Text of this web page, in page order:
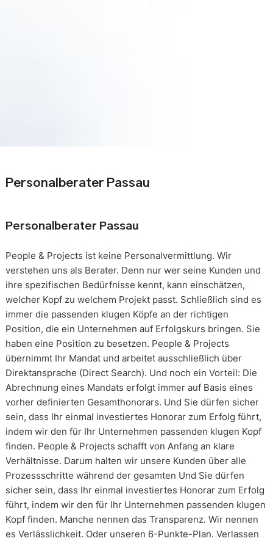
Personalberater Passau
Personalberater Passau
People & Projects ist keine Personalvermittlung. Wir
verstehen uns als Berater. Denn nur wer seine Kunden und
ihre spezifischen Bedürfnisse kennt, kann einschätzen,
welcher Kopf zu welchem Projekt passt. Schließlich sind es
immer die passenden klugen Köpfe an der richtigen
Position, die ein Unternehmen auf Erfolgskurs bringen. Sie
haben eine Position zu besetzen. People & Projects
übernimmt Ihr Mandat und arbeitet ausschließlich über
Direktansprache (Direct Search). Und noch ein Vorteil: Die
Abrechnung eines Mandats erfolgt immer auf Basis eines
vorher definierten Gesamthonorars. Und Sie dürfen sicher
sein, dass Ihr einmal investiertes Honorar zum Erfolg führt,
indem wir den für Ihr Unternehmen passenden klugen Kopf
finden. People & Projects schafft von Anfang an klare
Verhältnisse. Darum halten wir unsere Kunden über alle
Prozessschritte während der gesamten Und Sie dürfen
sicher sein, dass Ihr einmal investiertes Honorar zum Erfolg
führt, indem wir den für Ihr Unternehmen passenden klugen
Kopf finden. Manche nennen das Transparenz. Wir nennen
es Verlässlichkeit. Oder unseren 6-Punkte-Plan. Verlassen